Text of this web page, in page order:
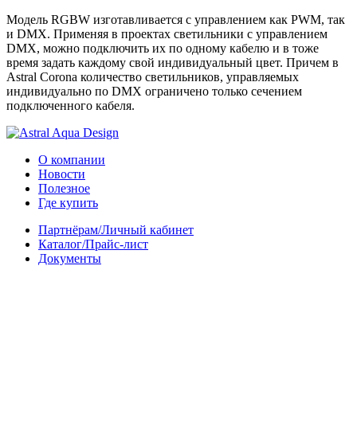
Модель RGBW изготавливается с управлением как PWM, так
и DMX. Применяя в проектах светильники с управлением
DMX, можно подключить их по одному кабелю и в тоже
время задать каждому свой индивидуальный цвет. Причем в
Astral Corona количество светильников, управляемых
индивидуально по DMX ограничено только сечением
подключенного кабеля.
О компании
Новости
Полезное
Где купить
Партнёрам/Личный кабинет
Каталог/Прайс-лист
Документы